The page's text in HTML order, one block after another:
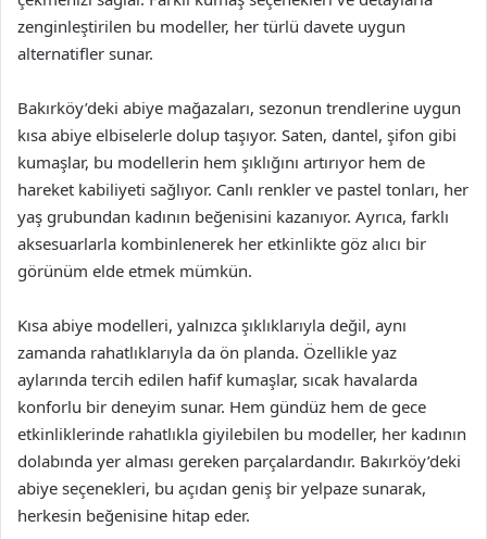
zenginleştirilen bu modeller, her türlü davete uygun
alternatifler sunar.
Bakırköy’deki abiye mağazaları, sezonun trendlerine uygun
kısa abiye elbiselerle dolup taşıyor. Saten, dantel, şifon gibi
kumaşlar, bu modellerin hem şıklığını artırıyor hem de
hareket kabiliyeti sağlıyor. Canlı renkler ve pastel tonları, her
yaş grubundan kadının beğenisini kazanıyor. Ayrıca, farklı
aksesuarlarla kombinlenerek her etkinlikte göz alıcı bir
görünüm elde etmek mümkün.
Kısa abiye modelleri, yalnızca şıklıklarıyla değil, aynı
zamanda rahatlıklarıyla da ön planda. Özellikle yaz
aylarında tercih edilen hafif kumaşlar, sıcak havalarda
konforlu bir deneyim sunar. Hem gündüz hem de gece
etkinliklerinde rahatlıkla giyilebilen bu modeller, her kadının
dolabında yer alması gereken parçalardandır. Bakırköy’deki
abiye seçenekleri, bu açıdan geniş bir yelpaze sunarak,
herkesin beğenisine hitap eder.